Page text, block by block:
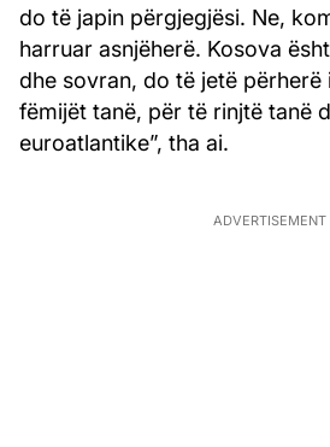
do të japin përgjegjësi. Ne,
harruar asnjëherë. Kosova
dhe sovran, do të jetë përherë
fëmijët tanë, për të rinjtë tanë
euroatlantike”, tha ai.